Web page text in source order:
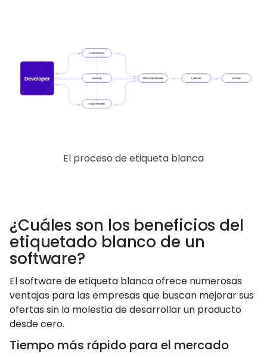
El proceso de etiqueta blanca
¿Cuáles son los beneficios del
etiquetado blanco de un
software?
El software de etiqueta blanca ofrece numerosas
ventajas para las empresas que buscan mejorar sus
ofertas sin la molestia de desarrollar un producto
desde cero.
Tiempo más rápido para el mercado